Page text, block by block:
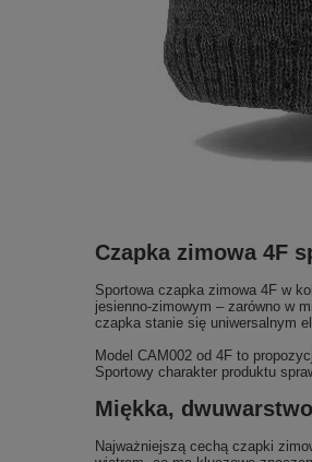
Czapka zimowa 4F
Sportowa czapka zimowa 4F w
jesienno-zimowym – zarówno w
czapka stanie się uniwersalnym
Model CAM002 od 4F to
Sportowy charakter produktu
Miękka,
Najważniejszą cechą czapki